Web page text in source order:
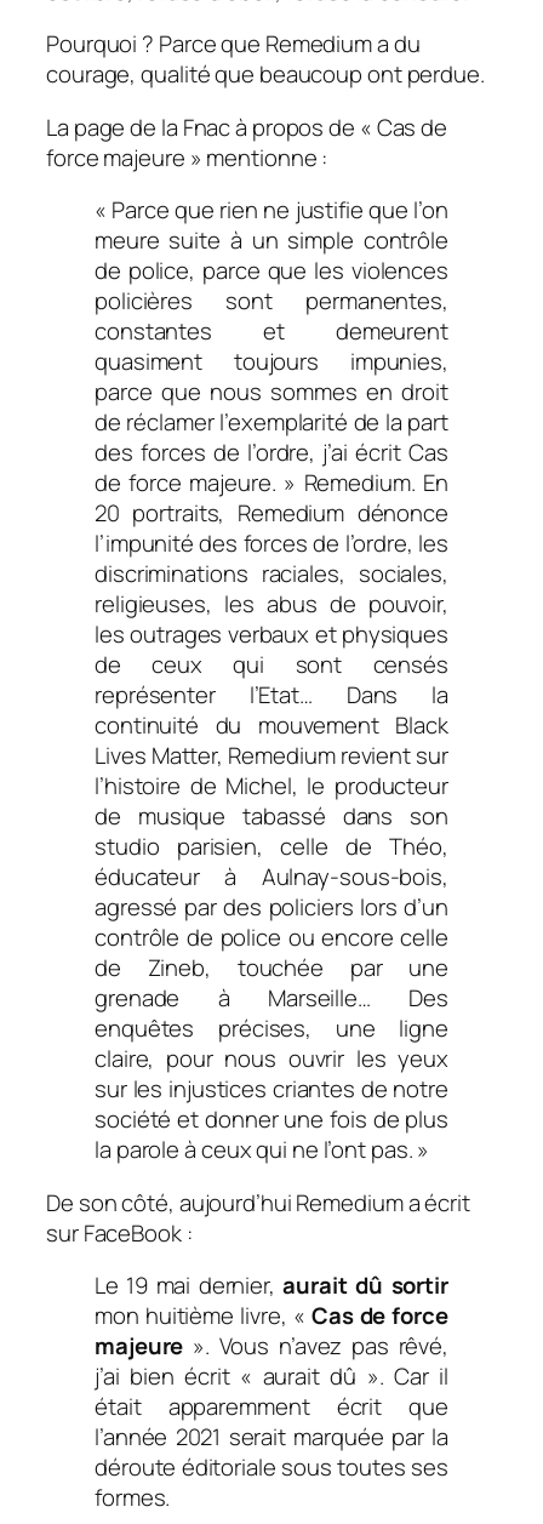
Pourquoi ? Parce que Remedium a du
courage, qualité que beaucoup ont perdue.
La page de la Fnac à propos de « Cas de
force majeure » mentionne :
« Parce que rien ne justifie que l’on
meure suite à un simple contrôle
de police, parce que les violences
policières sont permanentes,
constantes et demeurent
quasiment toujours impunies,
parce que nous sommes en droit
de réclamer l’exemplarité de la part
des forces de l’ordre, j’ai écrit Cas
de force majeure. » Remedium. En
20 portraits, Remedium dénonce
l’impunité des forces de l’ordre, les
discriminations raciales, sociales,
religieuses, les abus de pouvoir,
les outrages verbaux et physiques
de ceux qui sont censés
représenter l’Etat… Dans la
continuité du mouvement Black
Lives Matter, Remedium revient sur
l’histoire de Michel, le producteur
de musique tabassé dans son
studio parisien, celle de Théo,
éducateur à Aulnay-sous-bois,
agressé par des policiers lors d’un
contrôle de police ou encore celle
de Zineb, touchée par une
grenade à Marseille… Des
enquêtes précises, une ligne
claire, pour nous ouvrir les yeux
sur les injustices criantes de notre
société et donner une fois de plus
la parole à ceux qui ne l’ont pas. »
De son côté, aujourd’hui Remedium a écrit
sur FaceBook :
Le 19 mai dernier,aurait dû sortir
mon huitième livre, « Cas de force
majeure ». Vous n’avez pas rêvé,
j’ai bien écrit « aurait dû ». Car il
était apparemment écrit que
l’année 2021 serait marquée par la
déroute éditoriale sous toutes ses
formes.